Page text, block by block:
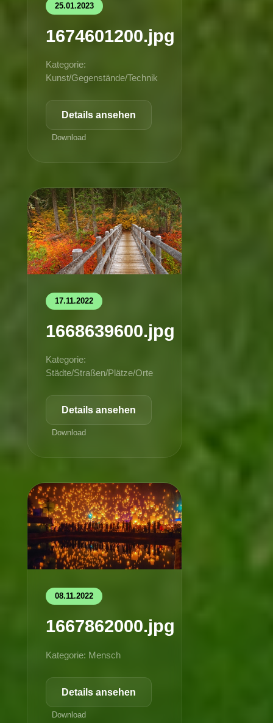
25.01.2023
1674601200.jpg
Kategorie:
Kunst/Gegenstände/Technik
Details ansehen
Download
17.11.2022
1668639600.jpg
Kategorie:
Städte/Straßen/Plätze/Orte
Details ansehen
Download
08.11.2022
1667862000.jpg
Kategorie: Mensch
Details ansehen
Download